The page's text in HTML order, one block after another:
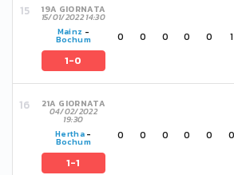
19A GIORNATA
15/01/2022 14:30
Mainz -
Bochum
1-0
0 0 0 0 0 1
21A GIORNATA
04/02/2022
19:30
Hertha -
Bochum
1-1
0 0 0 0 0 0